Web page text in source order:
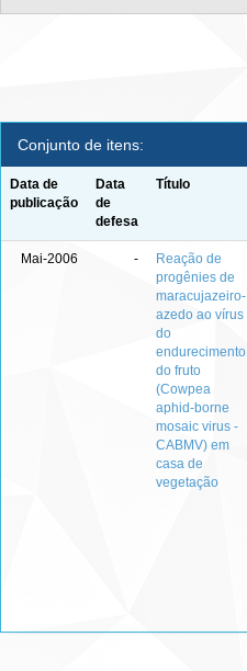
Conjunto de itens:
Data de
publicação
Data
de
defesa
Título
Mai-2006 -
Reação de
progênies de
maracujazeiro-
azedo ao vírus
do
endurecimento
do fruto
(Cowpea
aphid-borne
mosaic virus -
CABMV) em
casa de
vegetação